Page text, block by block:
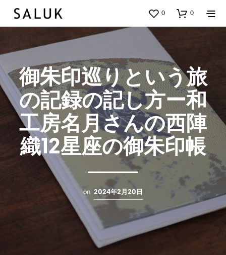
0 0
御朱印巡りという旅
の記録の記し方ー和
工房名月さんの西陣
織12星座の御朱印帳
on 2024年2月20日